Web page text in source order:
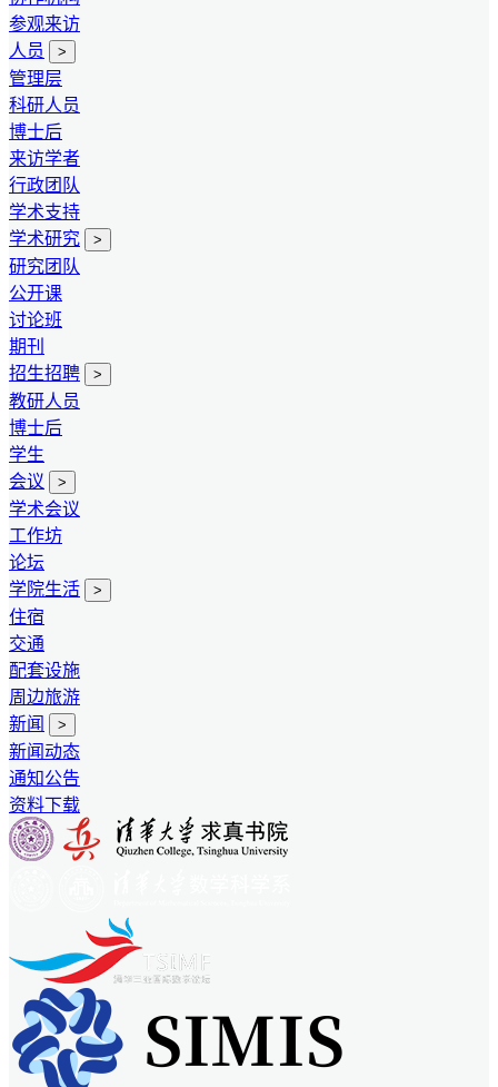
参观来访
人员
>
管理层
科研人员
博士后
来访学者
行政团队
学术支持
学术研究
>
研究团队
公开课
讨论班
期刊
招生招聘
>
教研人员
博士后
学生
会议
>
学术会议
工作坊
论坛
学院生活
>
住宿
交通
配套设施
周边旅游
新闻
>
新闻动态
通知公告
资料下载